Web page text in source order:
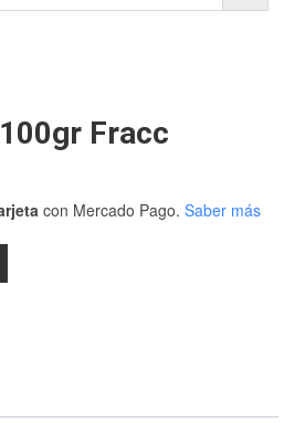
Fracc
con Mercado Pago. Saber más